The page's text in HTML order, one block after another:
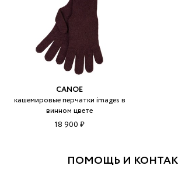
CANOE
кашемировые перчатки images в
винном цвете
18 900 ₽
ПОМОЩЬ И